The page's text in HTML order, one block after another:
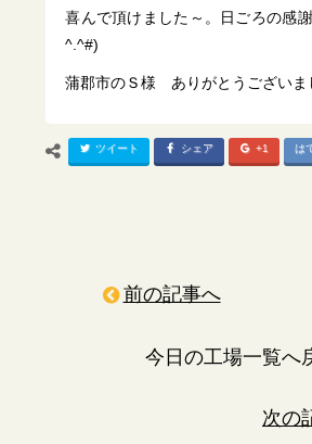
喜んで頂けました～。日ごろの感
^.^#)
蒲郡市のＳ様 ありがとうございま
ツイート シェア +1 は
前の記事へ
今日の工場一覧へ
次の